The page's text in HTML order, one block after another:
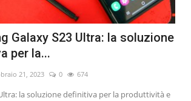
Galaxy S23 Ultra: la soluzione
per la...
21, 2023 0 674
la soluzione definitiva per la produttività e